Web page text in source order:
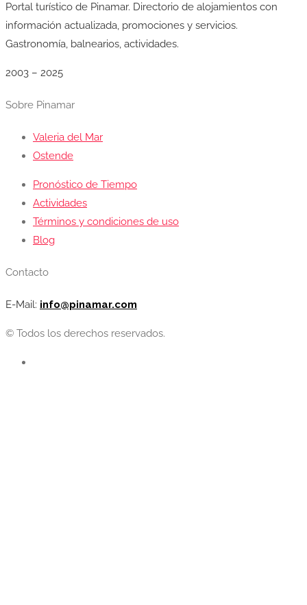
Portal turístico de Pinamar. Directorio de alojamientos con
información actualizada, promociones y servicios.
Gastronomía, balnearios, actividades.
2003 – 2025
Sobre Pinamar
Valeria del Mar
Ostende
Pronóstico de Tiempo
Actividades
Términos y condiciones de uso
Blog
Contacto
E-Mail: info@pinamar.com
© Todos los derechos reservados.